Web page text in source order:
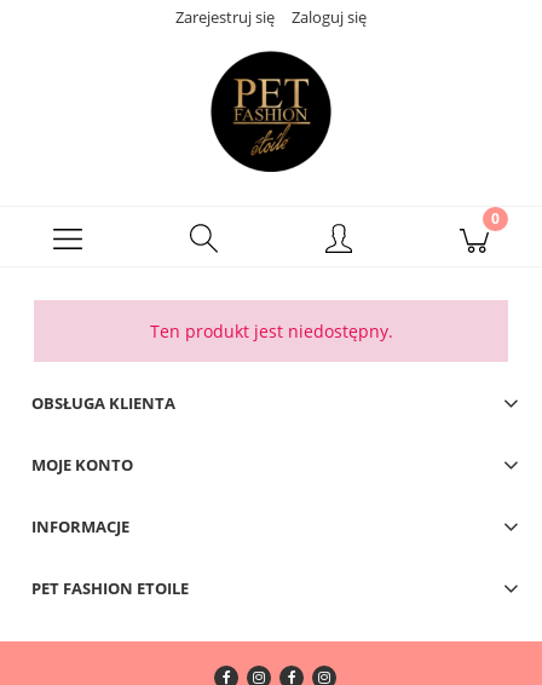
Zarejestruj się Zaloguj się
Ten produkt jest niedostępny.
OBSŁUGA KLIENTA
MOJE KONTO
INFORMACJE
PET FASHION ETOILE